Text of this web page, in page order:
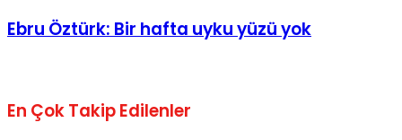
Ebru Öztürk: Bir hafta uyku yüzü yok
En Çok Takip Edilenler